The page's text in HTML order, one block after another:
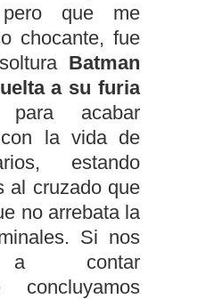
que me
chocante, fue
Batman
a su furia
acabar
con la vida de
estando
al cruzado que
no arrebata la
Si nos
a contar
concluyamos